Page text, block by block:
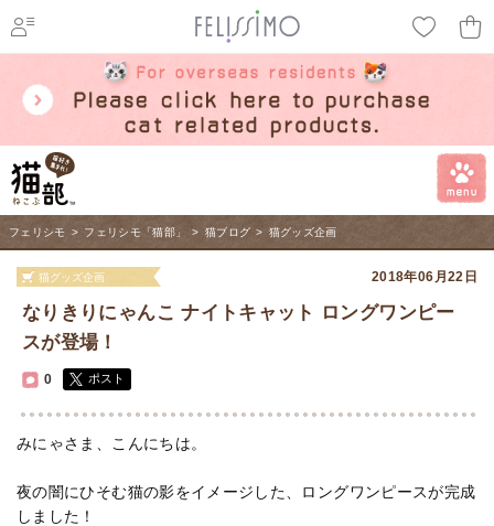
フェリシモ > フェリシモ「猫部」 > 猫ブログ > 猫グッズ企画
猫グッズ企画 2018年06月22日
なりきりにゃんこ ナイトキャット ロングワンピー
スが登場！
0 ポスト
みにゃさま、こんにちは。
夜の闇にひそむ猫の影をイメージした、ロングワンピースが完成
しました！